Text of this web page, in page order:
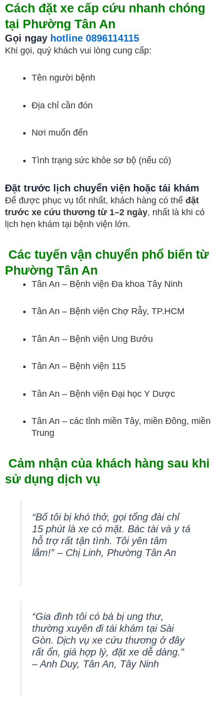
Cách đặt xe cấp cứu nhanh chóng
tại Phường Tân An
Gọi ngay hotline 0896114115
Khi gọi, quý khách vui lòng cung cấp:
Tên người bệnh
Địa chỉ cần đón
Nơi muốn đến
Tình trạng sức khỏe sơ bộ (nếu có)
Đặt trước lịch chuyển viện hoặc tái khám
Để được phục vụ tốt nhất, khách hàng có thể đặt
trước xe cứu thương từ 1–2 ngày, nhất là khi có
lịch hẹn khám tại bệnh viện lớn.
Các tuyến vận chuyển phổ biến từ
Phường Tân An
Tân An – Bệnh viện Đa khoa Tây Ninh
Tân An – Bệnh viện Chợ Rẫy, TP.HCM
Tân An – Bệnh viện Ung Bướu
Tân An – Bệnh viện 115
Tân An – Bệnh viện Đại học Y Dược
Tân An – các tỉnh miền Tây, miền Đông, miền
Trung
Cảm nhận của khách hàng sau khi
sử dụng dịch vụ
“Bố tôi bị khó thở, gọi tổng đài chỉ
15 phút là xe có mặt. Bác tài và y tá
hỗ trợ rất tận tình. Tôi yên tâm
lắm!” – Chị Linh, Phường Tân An
“Gia đình tôi có bà bị ung thư,
thường xuyên đi tái khám tại Sài
Gòn. Dịch vụ xe cứu thương ở đây
rất ổn, giá hợp lý, đặt xe dễ dàng.”
– Anh Duy, Tân An, Tây Ninh